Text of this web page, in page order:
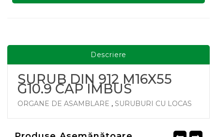
Descriere
SURUB DIN 912 M16X55
G10.9 CAP IMBUS
ORGANE DE ASAMBLARE , SURUBURI CU LOCAS